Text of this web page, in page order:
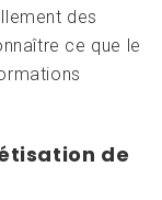
des
ce que le
de